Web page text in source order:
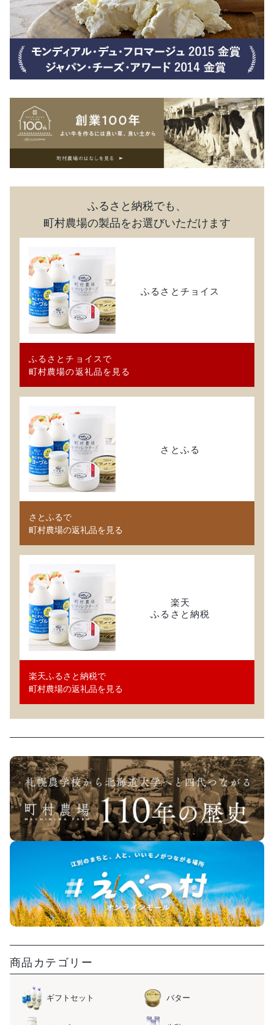
商品カテゴリー
ギフトセット バター
ふるさと納税でも、
町村農場の製品をお選びいただけます
ふるさとチョイス
ふるさとチョイスで
町村農場の返礼品を見る
さとふる
さとふるで
町村農場の返礼品を見る
楽天
ふるさと納税
楽天ふるさと納税で
町村農場の返礼品を見る